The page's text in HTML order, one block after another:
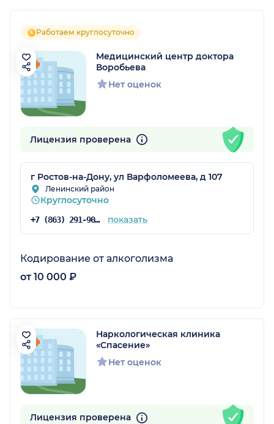
Работаем круглосуточно
Медицинский центр доктора
Воробьева
Нет оценок
Лицензия проверена
г Ростов-на-Дону, ул Варфоломеева, д 107
Ленинский район
Круглосуточно
+7 (863) 291-90-90 показать
Кодирование от алкоголизма
от 10 000 ₽
Наркологическая клиника
«Спасение»
Нет оценок
Лицензия проверена